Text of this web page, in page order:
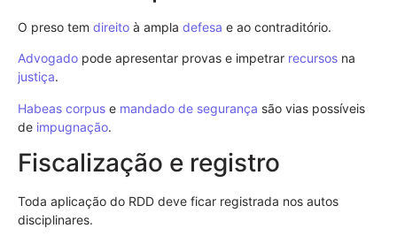
O preso tem direito à ampla defesa e ao contraditório.
Advogado pode apresentar provas e impetrar recursos na
justiça.
Habeas corpus e mandado de segurança são vias possíveis
de impugnação.
Fiscalização e registro
Toda aplicação do RDD deve ficar registrada nos autos
disciplinares.